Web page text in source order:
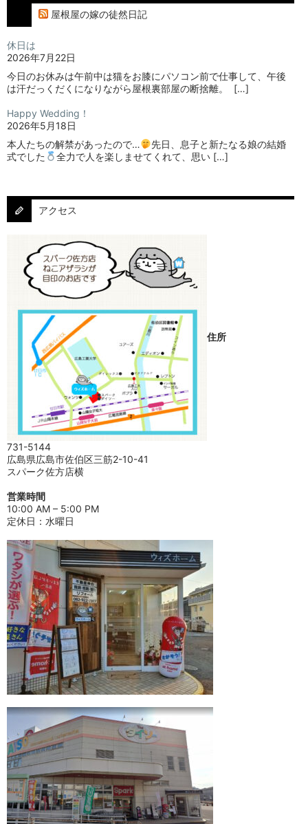
屋根屋の嫁の徒然日記
休日は
2026年7月22日
今日のお休みは午前中は猫をお膝にパソコン前で仕事して、午後
は汗だっくだくになりながら屋根裏部屋の断捨離。⁡ ⁡ […]
Happy Wedding！
2026年5月18日
本人たちの解禁があったので…
⁡⁡先日、息子と新たなる娘の結婚
式でした
⁡⁡⁡全力で人を楽しませてくれて、思い […]
アクセス
住所
731-5144
広島県広島市佐伯区三筋2-10-41
スパーク佐方店横
営業時間
10:00 AM – 5:00 PM
定休日：水曜日